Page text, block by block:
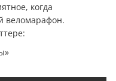
когда
веломарафон.